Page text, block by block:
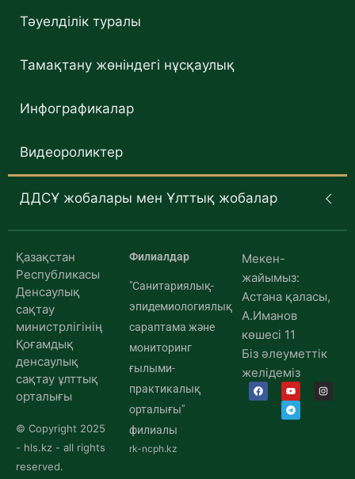
Тәуелділік туралы
Тамақтану жөніндегі нұсқаулық
Инфографикалар
Видеороликтер
ДДСҰ жобалары мен Ұлттық жобалар
Қазақстан
Республикасы
Денсаулық
сақтау
министрлігінің
Қоғамдық
денсаулық
сақтау ұлттық
орталығы
© Copyright 2025
- hls.kz - all rights
reserved.
Филиалдар
"Санитариялық-
эпидемиологиялық
сараптама және
мониторинг
ғылыми-
практикалық
орталығы"
филиалы
rk-ncph.kz
Мекен-
жайымыз:
Астана қаласы,
А.Иманов
көшесі 11
Біз әлеуметтік
желідеміз